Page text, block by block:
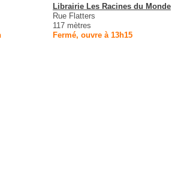
Librairie Les Racines du Monde
Rue Flatters
117 mètres
Fermé, ouvre à 13h15